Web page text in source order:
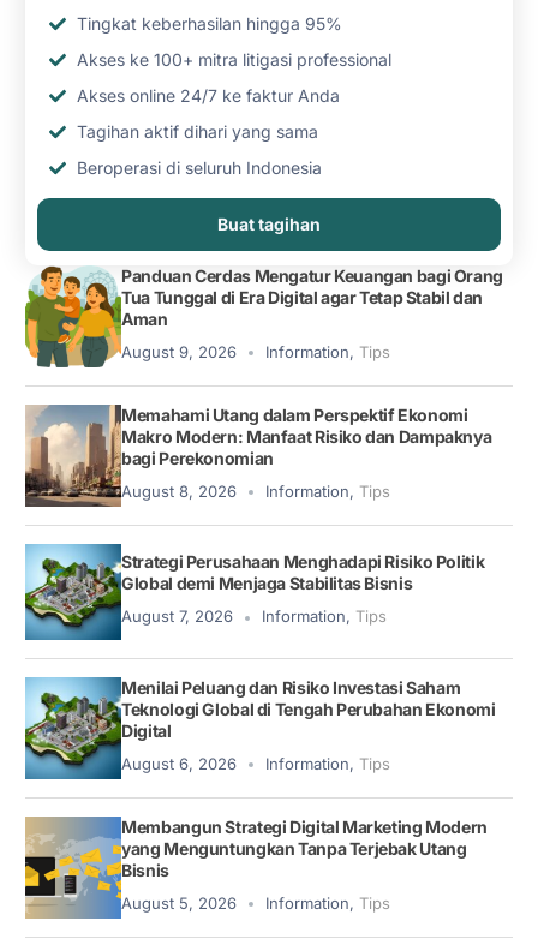
Tingkat keberhasilan hingga 95%
Akses ke 100+ mitra litigasi professional
Akses online 24/7 ke faktur Anda
Tagihan aktif dihari yang sama
Beroperasi di seluruh Indonesia
Buat tagihan
Panduan Cerdas Mengatur Keuangan bagi Orang
Tua Tunggal di Era Digital agar Tetap Stabil dan
Aman
August 9, 2026 Information, Tips
Memahami Utang dalam Perspektif Ekonomi
Makro Modern: Manfaat Risiko dan Dampaknya
bagi Perekonomian
August 8, 2026 Information, Tips
Strategi Perusahaan Menghadapi Risiko Politik
Global demi Menjaga Stabilitas Bisnis
August 7, 2026 Information, Tips
Menilai Peluang dan Risiko Investasi Saham
Teknologi Global di Tengah Perubahan Ekonomi
Digital
August 6, 2026 Information, Tips
Membangun Strategi Digital Marketing Modern
yang Menguntungkan Tanpa Terjebak Utang
Bisnis
August 5, 2026 Information, Tips